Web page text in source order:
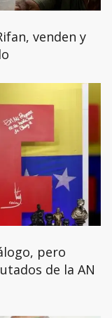
venden y
pero
de la AN